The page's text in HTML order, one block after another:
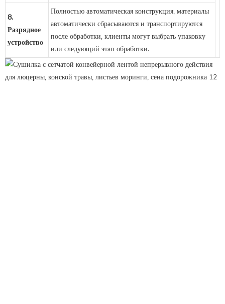
8.
Разрядное
устройство
Полностью автоматическая конструкция, материалы
автоматически сбрасываются и транспортируются
после обработки, клиенты могут выбрать упаковку
или следующий этап обработки.